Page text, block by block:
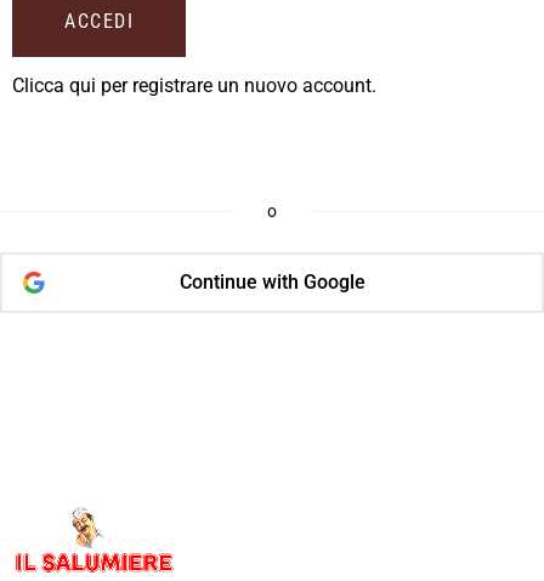
Clicca qui per registrare un nuovo account.
o
Continue with Google